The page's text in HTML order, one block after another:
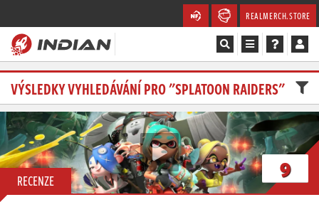
REALMERCH.STORE
Magazín
Recenze
Videa
Soutěže
VÝSLEDKY VYHLEDÁVÁNÍ PRO "SPLATOON RAIDERS"
RECENZE 9